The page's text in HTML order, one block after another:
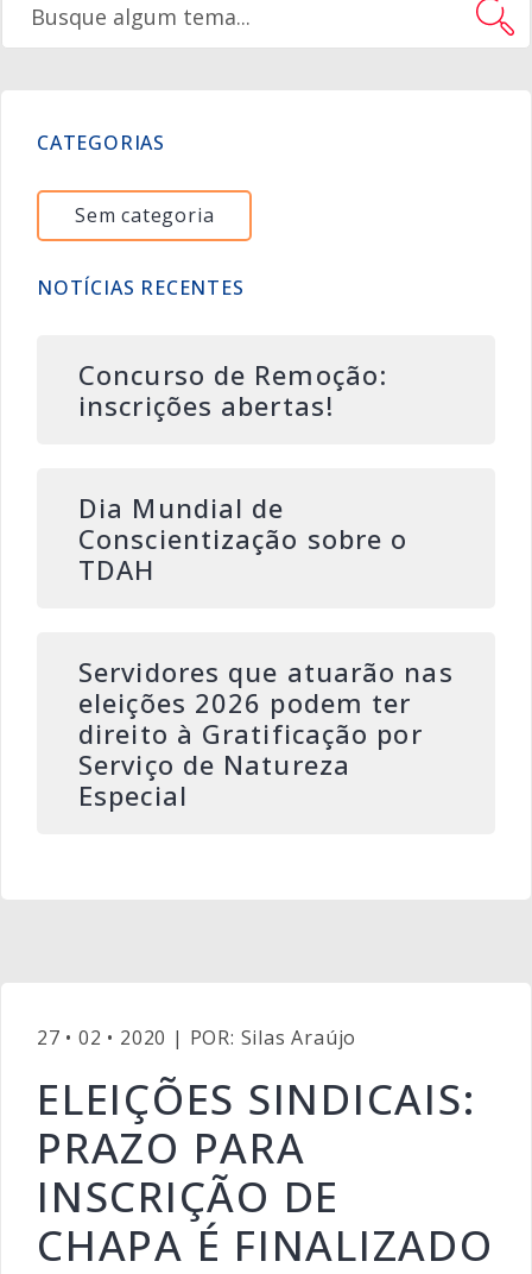
CATEGORIAS
Sem categoria
NOTÍCIAS RECENTES
Concurso de Remoção:
inscrições abertas!
Dia Mundial de
Conscientização sobre o
TDAH
Servidores que atuarão nas
eleições 2026 podem ter
direito à Gratificação por
Serviço de Natureza
Especial
27 • 02 • 2020 | POR: Silas Araújo
ELEIÇÕES SINDICAIS:
PRAZO PARA
INSCRIÇÃO DE
CHAPA É FINALIZADO